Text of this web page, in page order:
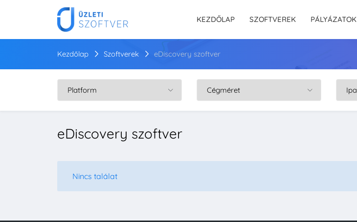
KEZDŐLAP SZOFTVEREK PÁLYÁZATOK
Kezdőlap Szoftverek eDiscovery szoftver
eDiscovery szoftver
Nincs találat